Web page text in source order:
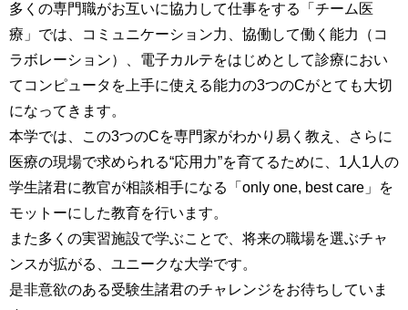
多くの専門職がお互いに協力して仕事をする「チーム医
療」では、コミュニケーション力、協働して働く能力（コ
ラボレーション）、電子カルテをはじめとして診療におい
てコンピュータを上手に使える能力の3つのCがとても大切
になってきます。
本学では、この3つのCを専門家がわかり易く教え、さらに
医療の現場で求められる“応用力”を育てるために、1人1人の
学生諸君に教官が相談相手になる「only one, best care」を
モットーにした教育を行います。
また多くの実習施設で学ぶことで、将来の職場を選ぶチャ
ンスが拡がる、ユニークな大学です。
是非意欲のある受験生諸君のチャレンジをお待ちしていま